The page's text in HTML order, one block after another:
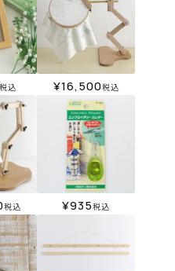
税込 ¥16,500税込
税込 ¥935税込